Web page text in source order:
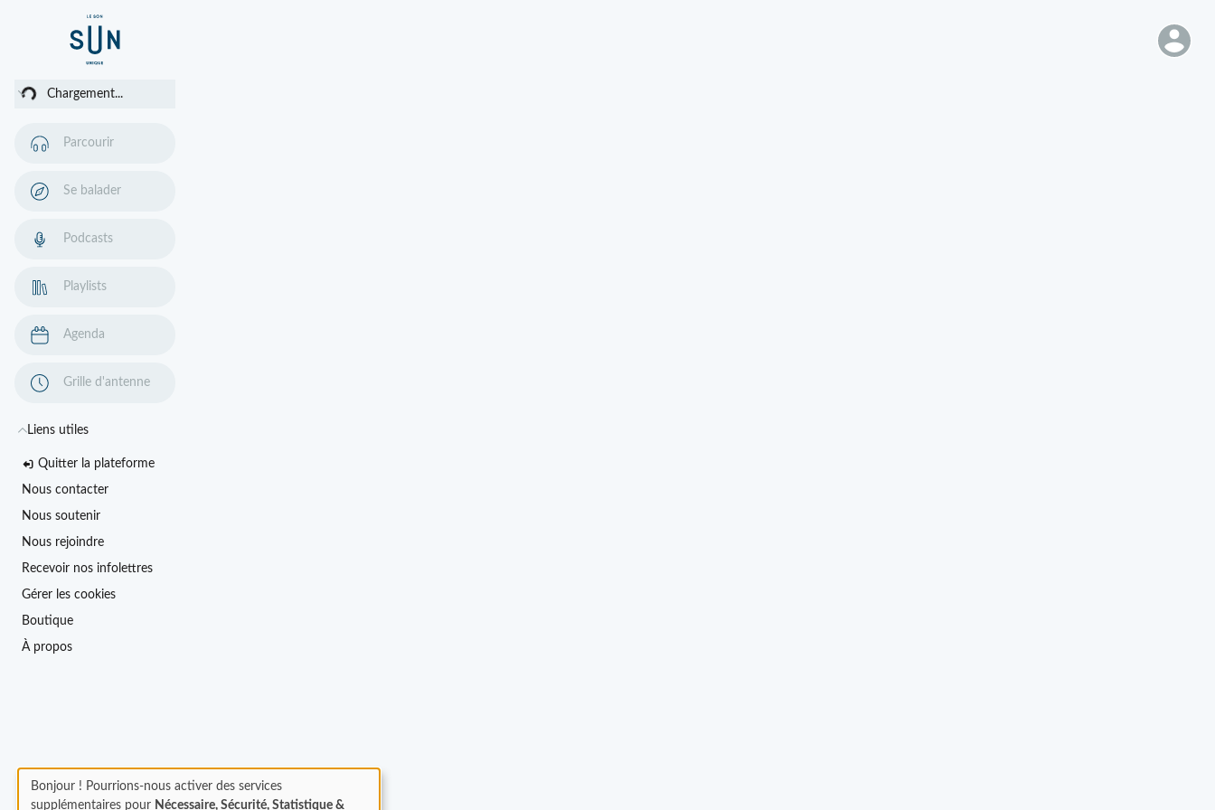
Chargement...
Parcourir
Se balader
Podcasts
Playlists
Agenda
Grille d'antenne
Liens utiles
Quitter la plateforme
Nous contacter
Nous soutenir
Nous rejoindre
Recevoir nos infolettres
Gérer les cookies
Boutique
À propos
Bonjour ! Pourrions-nous activer des services
supplémentaires pour Nécessaire, Sécurité, Statistique &